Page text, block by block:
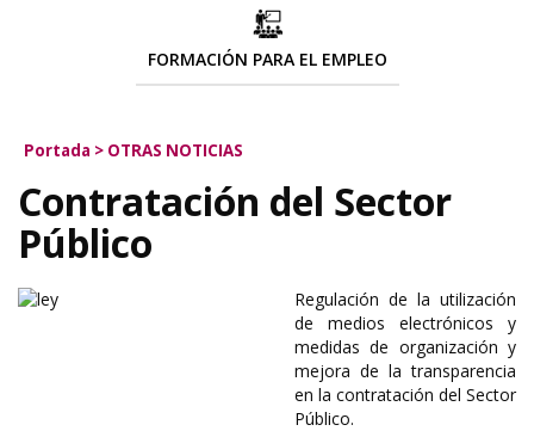
FORMACIÓN PARA EL EMPLEO
Portada > OTRAS NOTICIAS
Contratación del Sector
Público
Regulación de la utilización
de medios electrónicos y
medidas de organización y
mejora de la transparencia
en la contratación del Sector
Público.